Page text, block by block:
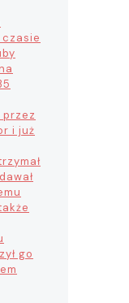
czasie
przez
i już
go